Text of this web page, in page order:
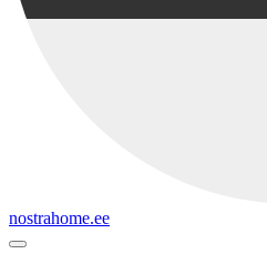
nostrahome.ee